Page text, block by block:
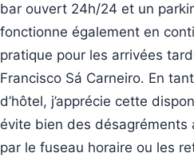
bar ouvert 24h/24 et un
fonctionne également en
pratique pour les arrivées
Francisco Sá Carneiro. En
d’hôtel, j’apprécie cette
évite bien des désagréments
par le fuseau horaire ou les